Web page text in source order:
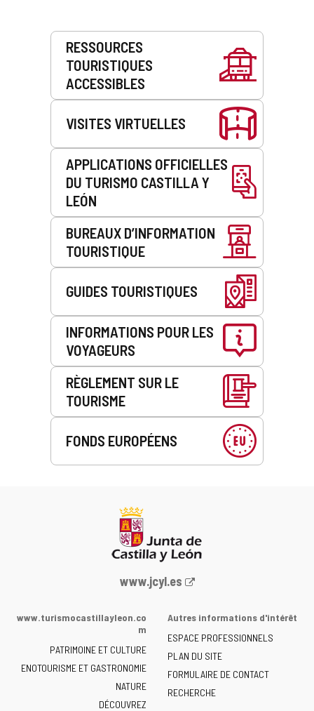
Prestations
RESSOURCES
TOURISTIQUES
ACCESSIBLES
VISITES VIRTUELLES
APPLICATIONS OFFICIELLES
DU TURISMO CASTILLA Y
LEÓN
BUREAUX D’INFORMATION
TOURISTIQUE
GUIDES TOURISTIQUES
INFORMATIONS POUR LES
VOYAGEURS
RÈGLEMENT SUR LE
TOURISME
FONDS EUROPÉENS
Portail
la
de
Castilla
y
León
www.jcyl.es
www.turismocastillayleon.co
m
PATRIMOINE ET CULTURE
ENOTOURISME ET GASTRONOMIE
NATURE
DÉCOUVREZ
Autres informations d'intérêt
ESPACE PROFESSIONNELS
PLAN DU SITE
FORMULAIRE DE CONTACT
RECHERCHE